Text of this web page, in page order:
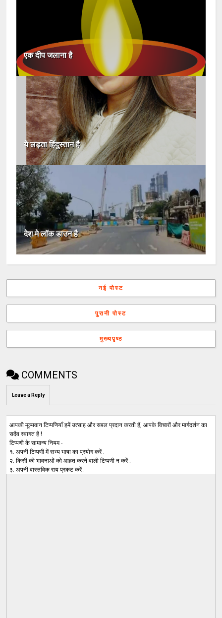
एक दीप जलाना है
ये लड़ता हिंदुस्तान है
देश मे लॉक डाउन है
नई पोस्ट
पुरानी पोस्ट
मुख्यपृष्ठ
COMMENTS
Leave a Reply
आपकी मूल्यवान टिप्पणियाँ हमें उत्साह और सबल प्रदान करती हैं, आपके विचारों और मार्गदर्शन का
सदैव स्वागत है !
टिप्पणी के सामान्य नियम -
१. अपनी टिप्पणी में सभ्य भाषा का प्रयोग करें .
२. किसी की भावनाओं को आहत करने वाली टिप्पणी न करें .
३. अपनी वास्तविक राय प्रकट करें .